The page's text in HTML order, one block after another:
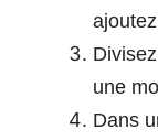
une
Dans